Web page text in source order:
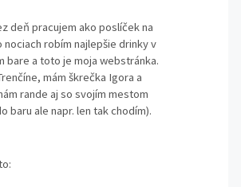
deň pracujem ako poslíček na
nociach robím najlepšie drinky v
bare a toto je moja webstránka.
mám škrečka Igora a
rande aj so svojím mestom
baru ale napr. len tak chodím).